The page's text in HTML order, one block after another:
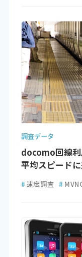
調査データ
docomo回線利
平均スピード
# 速度調査 #